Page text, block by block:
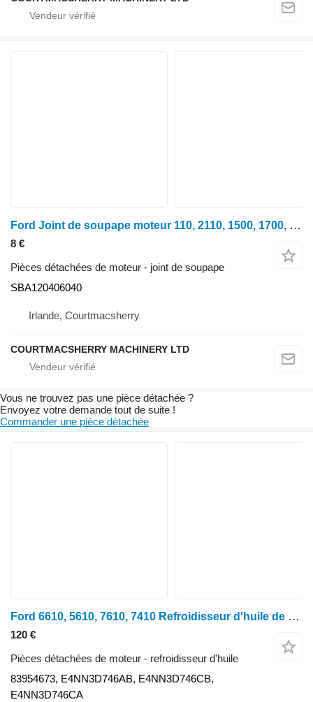
Ford Joint de soupape moteur 110, 2110, 1500, 1700, 1900, 2120 SBA120406040 pour tracteur à roues
8 €
Pièces détachées de moteur - joint de soupape
SBA120406040
Irlande, Courtmacsherry
COURTMACSHERRY MACHINERY LTD
Vous ne trouvez pas une pièce détachée ?
Envoyez votre demande tout de suite !
Commander une pièce détachée
Ford 6610, 5610, 7610, 7410 Refroidisseur d'huile de direction assistée E4nn3d746ab, 83 83954673 pour tracteur à roues
120 €
Pièces détachées de moteur - refroidisseur d'huile
83954673, E4NN3D746AB, E4NN3D746CB,
E4NN3D746CA